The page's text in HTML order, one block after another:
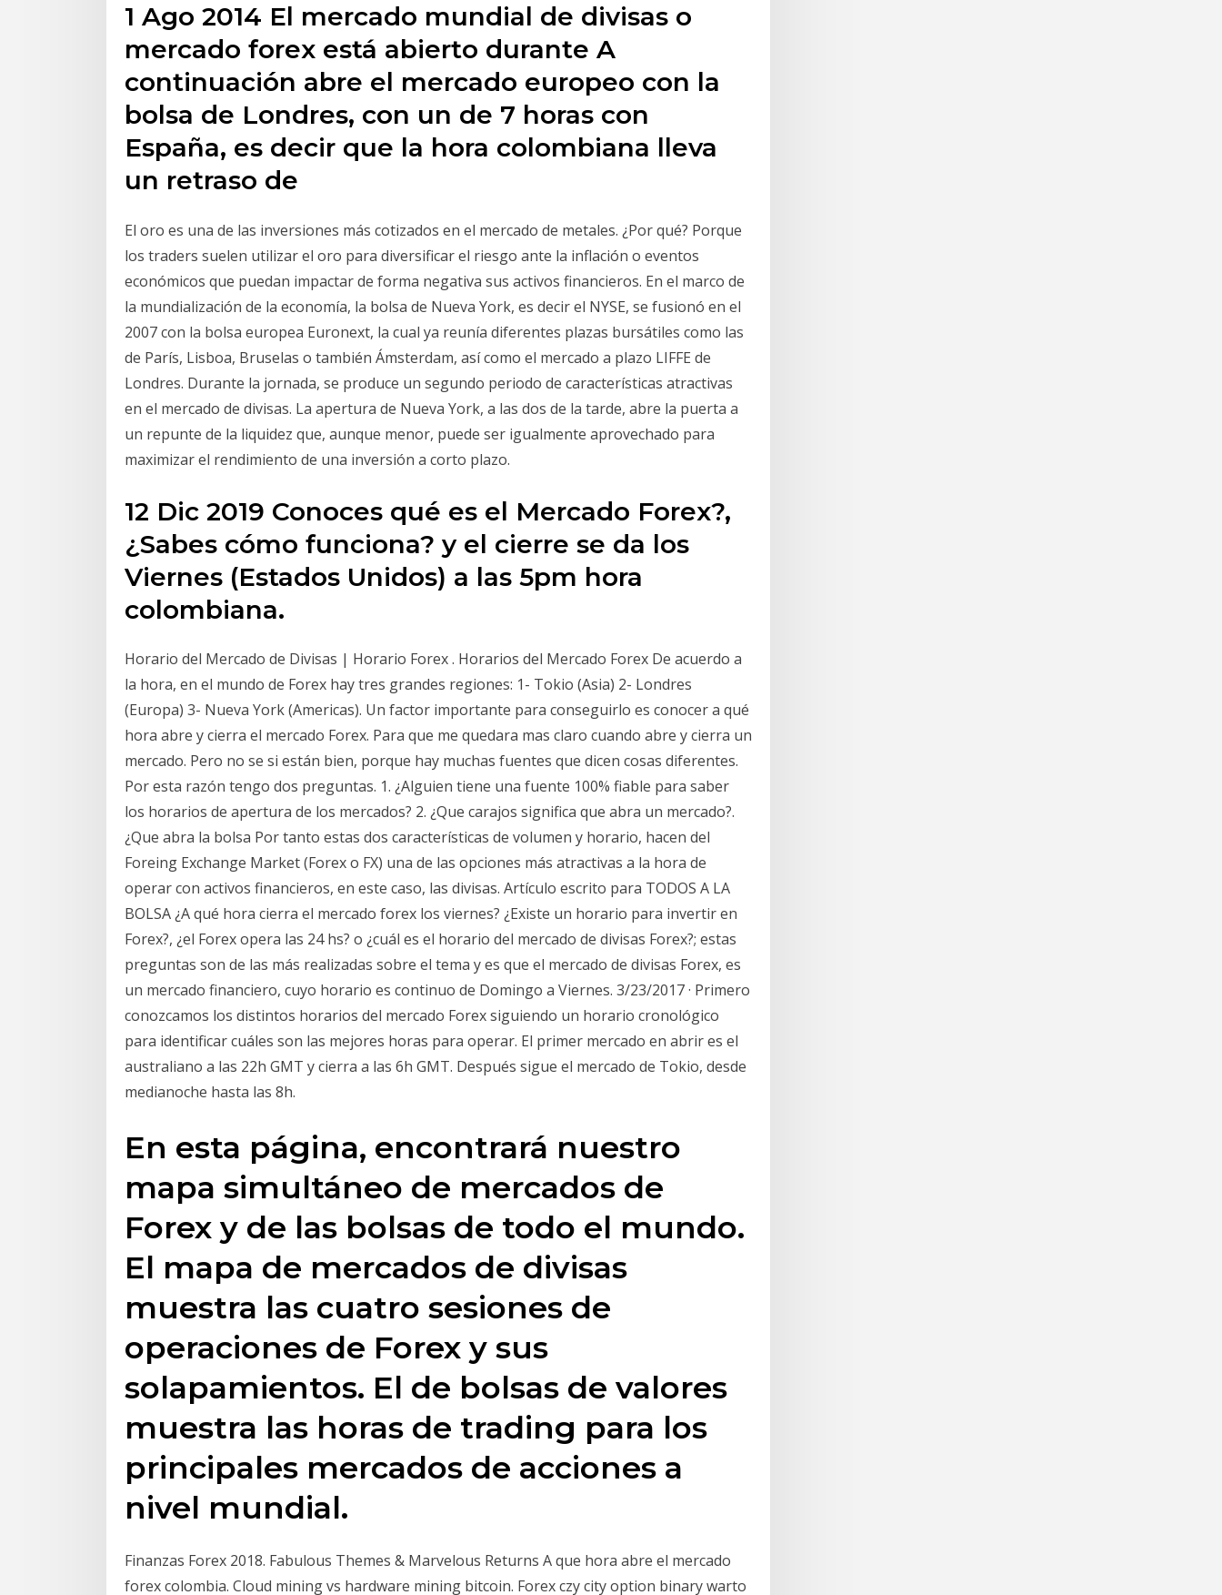
1 Ago 2014 El mercado mundial de divisas o
mercado forex está abierto durante A
continuación abre el mercado europeo con la
bolsa de Londres, con un de 7 horas con
España, es decir que la hora colombiana lleva
un retraso de
El oro es una de las inversiones más cotizados en el mercado de metales. ¿Por qué? Porque
los traders suelen utilizar el oro para diversificar el riesgo ante la inflación o eventos
económicos que puedan impactar de forma negativa sus activos financieros. En el marco de
la mundialización de la economía, la bolsa de Nueva York, es decir el NYSE, se fusionó en el
2007 con la bolsa europea Euronext, la cual ya reunía diferentes plazas bursátiles como las
de París, Lisboa, Bruselas o también Ámsterdam, así como el mercado a plazo LIFFE de
Londres. Durante la jornada, se produce un segundo periodo de características atractivas
en el mercado de divisas. La apertura de Nueva York, a las dos de la tarde, abre la puerta a
un repunte de la liquidez que, aunque menor, puede ser igualmente aprovechado para
maximizar el rendimiento de una inversión a corto plazo.
12 Dic 2019 Conoces qué es el Mercado Forex?,
¿Sabes cómo funciona? y el cierre se da los
Viernes (Estados Unidos) a las 5pm hora
colombiana.
Horario del Mercado de Divisas | Horario Forex . Horarios del Mercado Forex De acuerdo a
la hora, en el mundo de Forex hay tres grandes regiones: 1- Tokio (Asia) 2- Londres
(Europa) 3- Nueva York (Americas). Un factor importante para conseguirlo es conocer a qué
hora abre y cierra el mercado Forex. Para que me quedara mas claro cuando abre y cierra un
mercado. Pero no se si están bien, porque hay muchas fuentes que dicen cosas diferentes.
Por esta razón tengo dos preguntas. 1. ¿Alguien tiene una fuente 100% fiable para saber
los horarios de apertura de los mercados? 2. ¿Que carajos significa que abra un mercado?.
¿Que abra la bolsa Por tanto estas dos características de volumen y horario, hacen del
Foreing Exchange Market (Forex o FX) una de las opciones más atractivas a la hora de
operar con activos financieros, en este caso, las divisas. Artículo escrito para TODOS A LA
BOLSA ¿A qué hora cierra el mercado forex los viernes? ¿Existe un horario para invertir en
Forex?, ¿el Forex opera las 24 hs? o ¿cuál es el horario del mercado de divisas Forex?; estas
preguntas son de las más realizadas sobre el tema y es que el mercado de divisas Forex, es
un mercado financiero, cuyo horario es continuo de Domingo a Viernes. 3/23/2017 · Primero
conozcamos los distintos horarios del mercado Forex siguiendo un horario cronológico
para identificar cuáles son las mejores horas para operar. El primer mercado en abrir es el
australiano a las 22h GMT y cierra a las 6h GMT. Después sigue el mercado de Tokio, desde
medianoche hasta las 8h.
En esta página, encontrará nuestro
mapa simultáneo de mercados de
Forex y de las bolsas de todo el mundo.
El mapa de mercados de divisas
muestra las cuatro sesiones de
operaciones de Forex y sus
solapamientos. El de bolsas de valores
muestra las horas de trading para los
principales mercados de acciones a
nivel mundial.
Finanzas Forex 2018. Fabulous Themes & Marvelous Returns A que hora abre el mercado
forex colombia. Cloud mining vs hardware mining bitcoin. Forex czy city option binary warto